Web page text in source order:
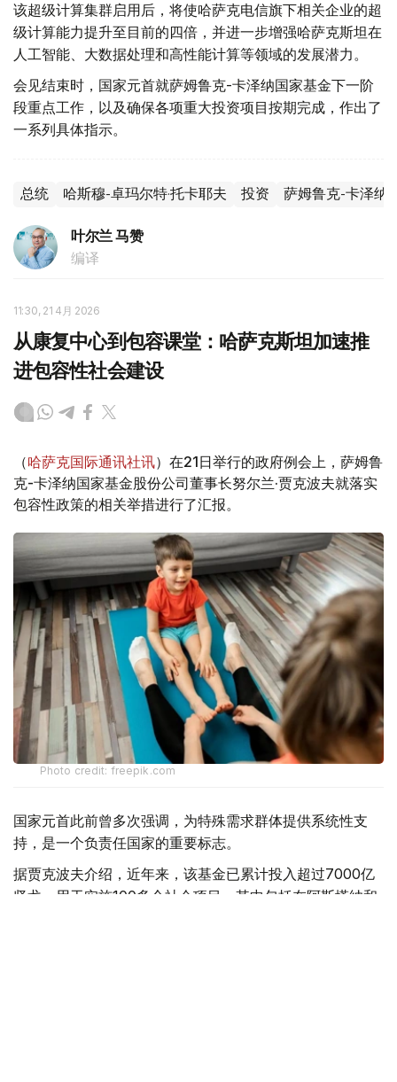
该超级计算集群启用后，将使哈萨克电信旗下相关企业的超
级计算能力提升至目前的四倍，并进一步增强哈萨克斯坦在
人工智能、大数据处理和高性能计算等领域的发展潜力。
会见结束时，国家元首就萨姆鲁克-卡泽纳国家基金下一阶
段重点工作，以及确保各项重大投资项目按期完成，作出了
一系列具体指示。
总统 哈斯穆-卓玛尔特·托卡耶夫 投资 萨姆鲁克-卡泽纳
叶尔兰 马赞
编译
11:30, 21 4月 2026
从康复中心到包容课堂：哈萨克斯坦加速推
进包容性社会建设
（哈萨克国际通讯社讯）在21日举行的政府例会上，萨姆鲁
克-卡泽纳国家基金股份公司董事长努尔兰·贾克波夫就落实
包容性政策的相关举措进行了汇报。
Photo credit: freepik.com
国家元首此前曾多次强调，为特殊需求群体提供系统性支
持，是一个负责任国家的重要标志。
据贾克波夫介绍，近年来，该基金已累计投入超过7000亿
坚戈，用于实施100多个社会项目，其中包括在阿斯塔纳和